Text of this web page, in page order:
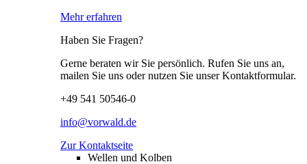
Mehr erfahren
Haben Sie Fragen?
Gerne beraten wir Sie persönlich. Rufen Sie uns an,
mailen Sie uns oder nutzen Sie unser Kontaktformular.
+49 541 50546-0
info@vorwald.de
Zur Kontaktseite
Wellen und Kolben